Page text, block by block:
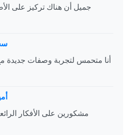
جميل أن هناك تركيز على
أنا متحمس لتجربة وصفات جديدة
مشكورين على الأفكار